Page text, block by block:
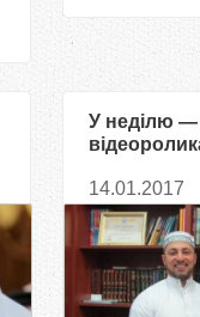
У неділю —
14.01.2017